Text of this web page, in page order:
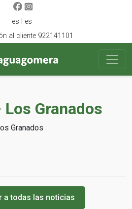
es | es
al cliente 922141101
Granados
Granados
a todas las noticias